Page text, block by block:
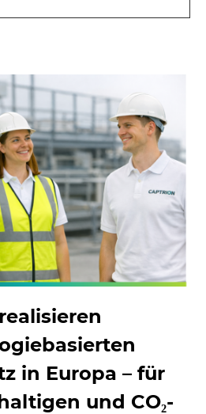
in Europa – für
und CO₂-